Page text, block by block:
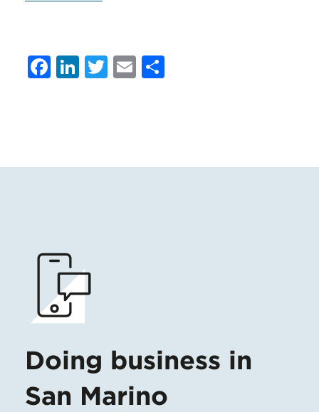
Facebook
LinkedIn
Twitter
Email
Doing business in
San Marino